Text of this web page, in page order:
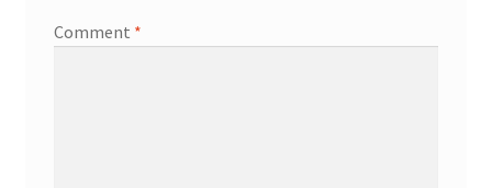
Comment *